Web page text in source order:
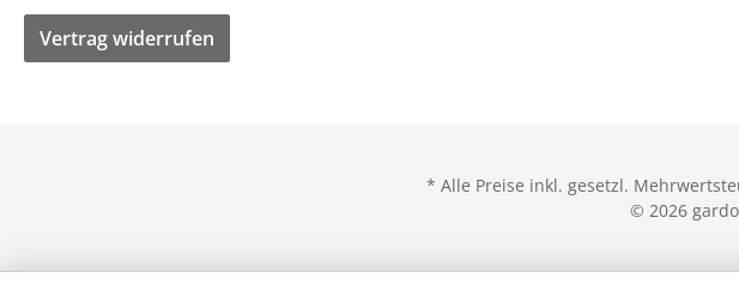
Vertrag widerrufen
* Alle Preise inkl. gesetzl.
© 2026